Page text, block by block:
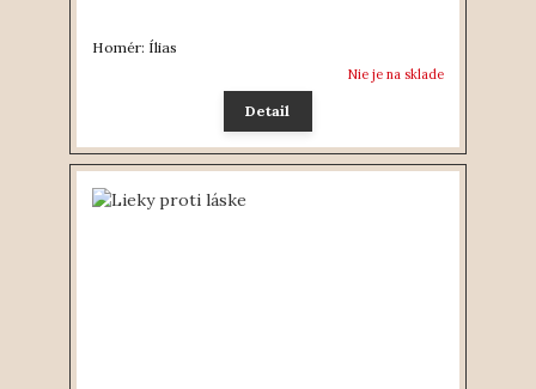
Homér: Ílias
Nie je na sklade
Detail